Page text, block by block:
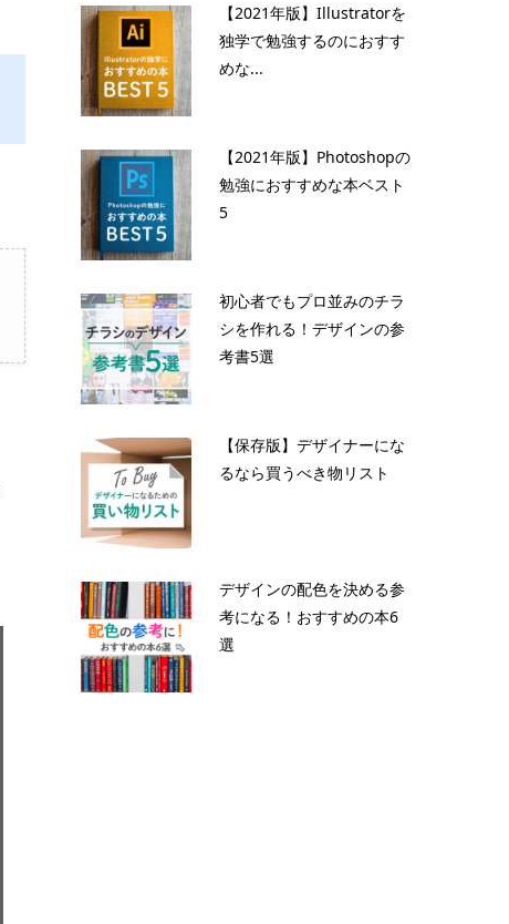
【2021年版】Illustratorを
独学で勉強するのにおすす
めな...
【2021年版】Photoshopの
勉強におすすめな本ベスト
5
初心者でもプロ並みのチラ
シを作れる！デザインの参
考書5選
【保存版】デザイナーにな
るなら買うべき物リスト
デザインの配色を決める参
考になる！おすすめの本6
選